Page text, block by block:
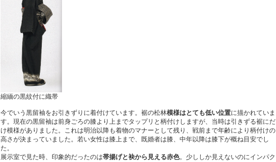
縮緬の黒紋付に織帯
今でいう黒留袖をお引きずりに着付けています。裾の松林模様はとても低い位置に描かれていま
す。現在の黒留袖は前身ごろの膝より上までタップリと柄付けしますが、当時は引きずる裾にだ
け模様がありました。これは明治以降も着物のマナーとして残り、戦前まで年齢により柄付けの
高さが決まっていました。若い女性は膝上まで、既婚者は膝、中年以降は膝下が概ね目安でし
た。
展示室で見た時、印象的だったのは帯揚げと袂から見える赤色。少ししか見えないのにインパク